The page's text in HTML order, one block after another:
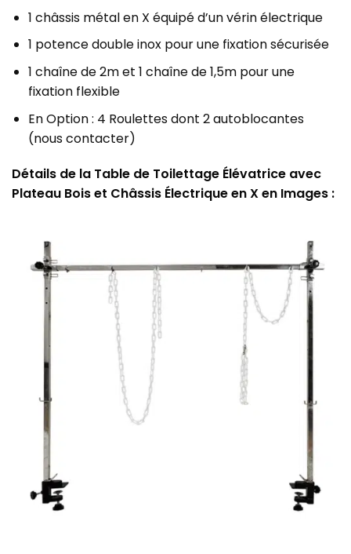
1 châssis métal en X équipé d’un vérin électrique
1 potence double inox pour une fixation sécurisée
1 chaîne de 2m et 1 chaîne de 1,5m pour une
fixation flexible
En Option : 4 Roulettes dont 2 autoblocantes
(nous contacter)
Détails de la Table de Toilettage Élévatrice avec
Plateau Bois et Châssis Électrique en X en Images :